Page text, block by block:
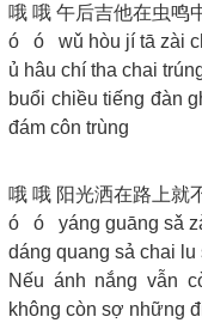
哦 哦 午后吉他在虫鸣
ó ó wǔ hòu jí tā zài
ủ hâu chí tha chai
buổi chiều tiếng đàn
đám côn trùng
哦 哦 阳光洒在路上就
ó ó yáng guāng sǎ
dáng quang sả chai
Nếu ánh nắng vẫn
không còn sợ những